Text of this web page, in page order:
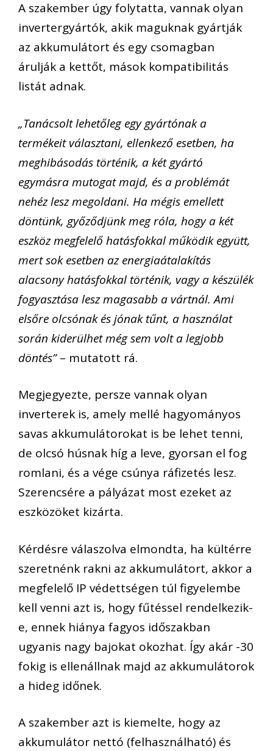
A szakember úgy folytatta, vannak olyan
invertergyártók, akik maguknak gyártják
az akkumulátort és egy csomagban
árulják a kettőt, mások kompatibilitás
listát adnak.
„Tanácsolt lehetőleg egy gyártónak a
termékeit választani, ellenkező esetben, ha
meghibásodás történik, a két gyártó
egymásra mutogat majd, és a problémát
nehéz lesz megoldani. Ha mégis emellett
döntünk, győződjünk meg róla, hogy a két
eszköz megfelelő hatásfokkal működik együtt,
mert sok esetben az energiaátalakítás
alacsony hatásfokkal történik, vagy a készülék
fogyasztása lesz magasabb a vártnál. Ami
elsőre olcsónak és jónak tűnt, a használat
során kiderülhet még sem volt a legjobb
döntés”– mutatott rá.
Megjegyezte, persze vannak olyan
inverterek is, amely mellé hagyományos
savas akkumulátorokat is be lehet tenni,
de olcsó húsnak híg a leve, gyorsan el fog
romlani, és a vége csúnya ráfizetés lesz.
Szerencsére a pályázat most ezeket az
eszközöket kizárta.
Kérdésre válaszolva elmondta, ha kültérre
szeretnénk rakni az akkumulátort, akkor a
megfelelő IP védettségen túl figyelembe
kell venni azt is, hogy fűtéssel rendelkezik-
e, ennek hiánya fagyos időszakban
ugyanis nagy bajokat okozhat. Így akár -30
fokig is ellenállnak majd az akkumulátorok
a hideg időnek.
A szakember azt is kiemelte, hogy az
akkumulátor nettó (felhasználható) és